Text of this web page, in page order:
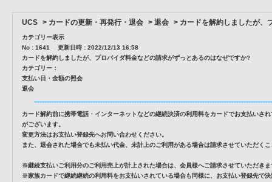
UCS > カードの更新・再発行・退会 > 退会 > カードを解約しましたが、
カテゴリー表示
No : 1641
更新日時 : 2022/12/13 16:58
カードを解約しましたが、プロバイダ料金などの請求がずっとあるのはなぜですか?
カテゴリー：
支払い日・金額の照会
退会
カード解約前に携帯電話・インターネットなどの継続決済の利用料をカードでお支払いさ
がございます。
変更方法はお支払い登録先へお問い合わせください。
また、退会された場合でも未払い代金、未計上のご利用がある場合は請求させていただく
※継続支払いご利用分のご利用売上が計上された場合は、会員様へご請求させていただき
※家族カードで継続継続の利用料をお支払いされている場合も同様に、お支払い登録先で